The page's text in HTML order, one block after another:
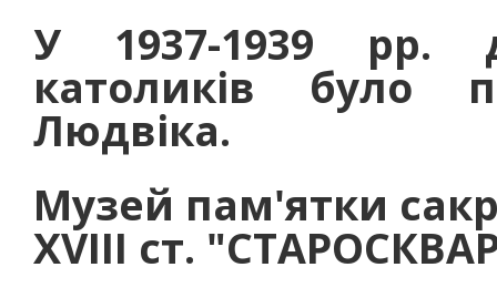
У 1937-1939 рр.
католиків було
Людвіка.
Музей пам'ятки
XVIII ст.